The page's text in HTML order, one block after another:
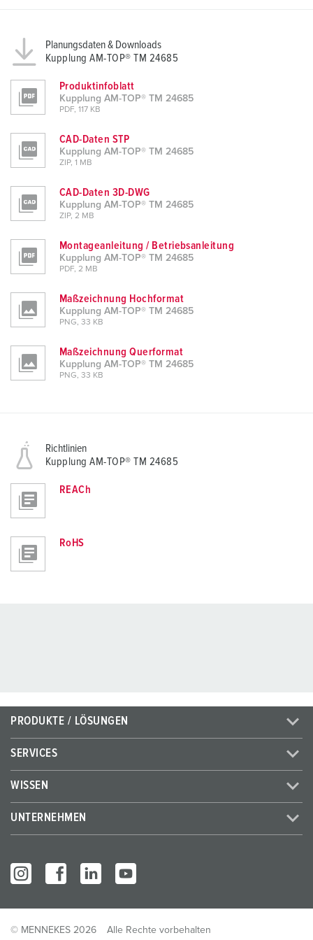
Planungsdaten & Downloads
Kupplung AM-TOP® TM 24685
Produktinfoblatt
Kupplung AM-TOP® TM 24685
PDF, 117 KB
CAD-Daten STP
Kupplung AM-TOP® TM 24685
ZIP, 1 MB
CAD-Daten 3D-DWG
Kupplung AM-TOP® TM 24685
ZIP, 2 MB
Montageanleitung / Betriebsanleitung
Kupplung AM-TOP® TM 24685
PDF, 2 MB
Maßzeichnung Hochformat
Kupplung AM-TOP® TM 24685
PNG, 33 KB
Maßzeichnung Querformat
Kupplung AM-TOP® TM 24685
PNG, 33 KB
Richtlinien
Kupplung AM-TOP® TM 24685
REACh
RoHS
PRODUKTE / LÖSUNGEN
SERVICES
WISSEN
UNTERNEHMEN
© MENNEKES 2026 Alle Rechte vorbehalten